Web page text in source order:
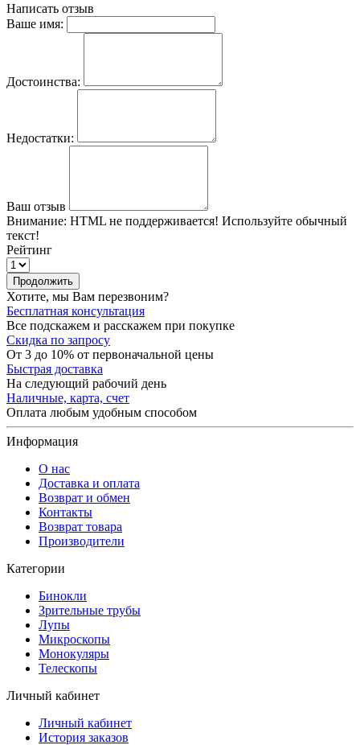
Написать отзыв
Ваше имя:
Достоинства:
Недостатки:
Ваш отзыв
Внимание: HTML не поддерживается! Используйте обычный
текст!
Рейтинг
Продолжить
Хотите, мы Вам перезвоним?
Бесплатная консультация
Все подскажем и расскажем при покупке
Скидка по запросу
От 3 до 10% от первоначальной цены
Быстрая доставка
На следующий рабочий день
Наличные, карта, счет
Оплата любым удобным способом
Информация
О нас
Доставка и оплата
Возврат и обмен
Контакты
Возврат товара
Производители
Категории
Бинокли
Зрительные трубы
Лупы
Микроскопы
Монокуляры
Телескопы
Личный кабинет
Личный кабинет
История заказов